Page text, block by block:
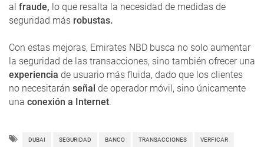
al fraude, lo que resalta la necesidad de medidas de
seguridad más robustas.
Con estas mejoras, Emirates NBD busca no solo aumentar
la seguridad de las transacciones, sino también ofrecer una
experiencia de usuario más fluida, dado que los clientes
no necesitarán señal de operador móvil, sino únicamente
una conexión a Internet.
DUBAI SEGURIDAD BANCO TRANSACCIONES VERFICAR